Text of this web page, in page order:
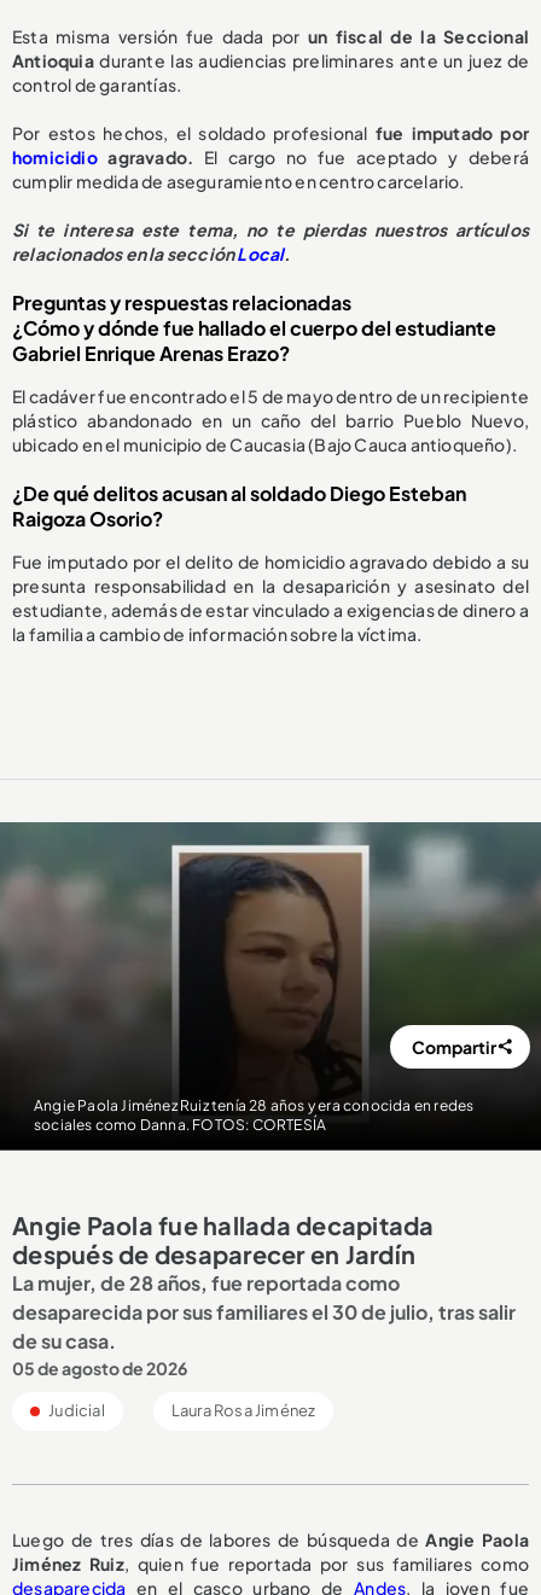
Esta misma versión fue dada por un fiscal de la Seccional
Antioquiadurante las audiencias preliminares ante un juez de
control de garantías.
Por estos hechos, el soldado profesional fue imputado por
homicidioagravado. El cargo no fue aceptado y deberá
cumplir medida de aseguramiento en centro carcelario.
Si te interesa este tema, no te pierdas nuestros artículos
relacionados en la secciónLocal.
Preguntas y respuestas relacionadas
¿Cómo y dónde fue hallado el cuerpo del estudiante
Gabriel Enrique Arenas Erazo?
El cadáver fue encontrado el 5 de mayo dentro de un recipiente
plástico abandonado en un caño del barrio Pueblo Nuevo,
ubicado en el municipio de Caucasia (Bajo Cauca antioqueño).
¿De qué delitos acusan al soldado Diego Esteban
Raigoza Osorio?
Fue imputado por el delito de homicidio agravado debido a su
presunta responsabilidad en la desaparición y asesinato del
estudiante, además de estar vinculado a exigencias de dinero a
la familia a cambio de información sobre la víctima.
Angie Paola Jiménez Ruiz tenía 28 años y era conocida en redes
sociales como Danna. FOTOS: CORTESÍA
Compartir
Angie Paola fue hallada decapitada
después de desaparecer en Jardín
La mujer, de 28 años, fue reportada como
desaparecida por sus familiares el 30 de julio, tras salir
de su casa.
05 de agosto de 2026
Judicial Laura Rosa Jiménez
Luego de tres días de labores de búsqueda deAngie Paola
Jiménez Ruiz, quien fue reportada por sus familiares como
desaparecida en el casco urbano deAndes, la joven fue